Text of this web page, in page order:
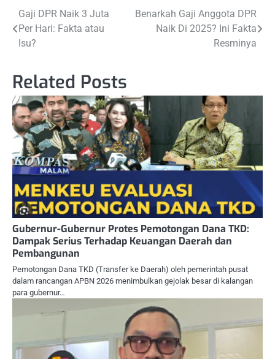
Navigasi
pos
Gaji DPR Naik 3 Juta
Per Hari: Fakta atau
Isu?
Benarkah Gaji Anggota DPR
Naik Di 2025? Ini Fakta
Resminya
Related Posts
Gubernur-Gubernur Protes Pemotongan Dana TKD:
Dampak Serius Terhadap Keuangan Daerah dan
Pembangunan
Pemotongan Dana TKD (Transfer ke Daerah) oleh pemerintah pusat
dalam rancangan APBN 2026 menimbulkan gejolak besar di kalangan
para gubernur…